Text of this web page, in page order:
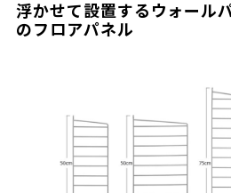
浮かせて設置するウォール
のフロアパネル